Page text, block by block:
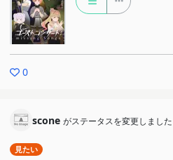
0
scone がステータスを変更しました
見たい